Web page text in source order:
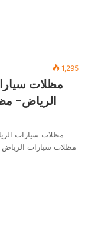
1,295
مظلات
الرياض-
مظلات سيارات
مظلات سيارات